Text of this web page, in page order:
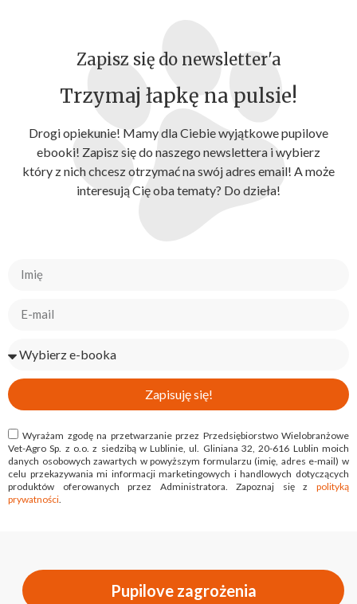
Zapisz się do newsletter'a
Trzymaj łapkę na pulsie!
Drogi opiekunie! Mamy dla Ciebie wyjątkowe pupilove
ebooki! Zapisz się do naszego newslettera i wybierz
który z nich chcesz otrzymać na swój adres email! A może
interesują Cię oba tematy? Do dzieła!
Wyrażam zgodę na przetwarzanie przez Przedsiębiorstwo Wielobranżowe
Vet-Agro Sp. z o.o. z siedzibą w Lublinie, ul. Gliniana 32, 20-616 Lublin moich
danych osobowych zawartych w powyższym formularzu (imię, adres e-mail) w
celu przekazywania mi informacji marketingowych i handlowych dotyczących
produktów oferowanych przez Administratora. Zapoznaj się z polityką
prywatności
Zapisuję się!
Pupilove zagrożenia